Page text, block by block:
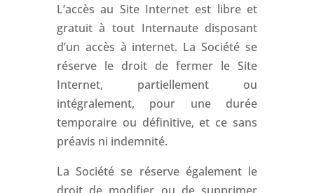
L’accès au Site Internet est libre et
gratuit à tout Internaute disposant
d’un accès à internet. La Société se
réserve le droit de fermer le Site
Internet, partiellement ou
intégralement, pour une durée
temporaire ou définitive, et ce sans
préavis ni indemnité.
La Société se réserve également le